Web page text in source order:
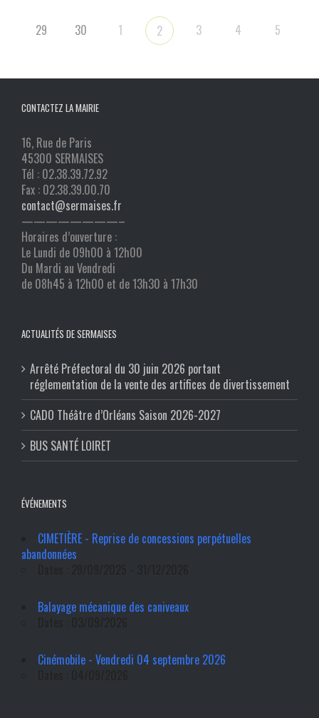
29 30 1 2 3 4 5
CONTACTEZ LA MAIRIE
16, Rue de Paris
45300 SERMAISES
Tél : 02.38.39.72.92
Fax : 02.38.39.00.70
contact@sermaises.fr
————————–
Horaires d’ouverture :
Le Lundi de 09h00 à 12h00
Du Mardi au Vendredi
de 08h45 à 12h00 et de 13h30 à 17h30
ACTUALITÉS DE SERMAISES
Arrêté Préfectoral du 30 juin 2026 portant
réglementation de la vente des artifices de divertissement
CADO Théâtre d’Orléans Saison 2026-2027
BUS SANTÉ LOIRET
ÉVÉNEMENTS
CIMETIÈRE - Reprise de concessions perpétuelles
abandonnées
Balayage mécanique des caniveaux
Cinémobile - Vendredi 04 septembre 2026